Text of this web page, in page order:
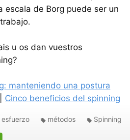
escala de Borg puede ser un
u os dan vuestros
manteniendo una postura
Cinco beneficios del spinning
esfuerzo métodos Spinning